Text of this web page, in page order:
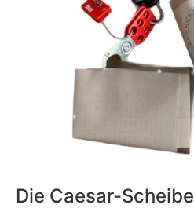
Die Caesar-Scheibe